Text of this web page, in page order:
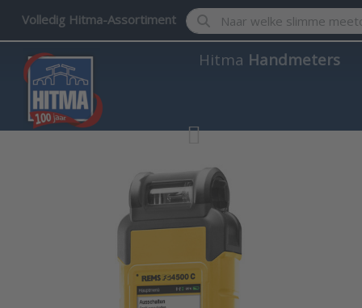
Volledig Hitma-Assortiment Enter a search term.
Hitma Handmeters